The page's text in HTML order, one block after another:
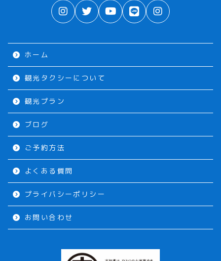
ホーム
観光タクシーについて
観光プラン
ブログ
ご予約方法
よくある質問
プライバシーポリシー
お問い合わせ